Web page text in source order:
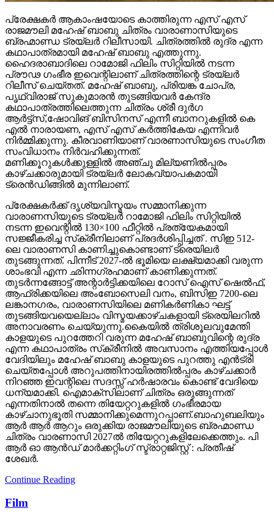
പ്രേക്ഷകർ ആകാംഷയോടെ കാത്തിരുന്ന എസ് എസ്
രാജമൗലി മഹേഷ് ബാബു ചിത്രം വാരാണാസിയുടെ
ബ്രഹ്മാണ്ഡ ട്രയ്ലർ റിലീസായി. ചിത്രത്തിൽ രുദ്ര എന്ന
കഥാപാത്രമായി മഹേഷ് ബാബു എത്തുന്നു.
ഹൈദരാബാദിലെ റാമോജി ഫിലിം സിറ്റിയിൽ നടന്ന
പ്രൗഢ ഗംഭീര ഇവെന്റിലാണ് ചിത്രത്തിന്റെ ട്രയ്ലർ
റിലീസ് ചെയ്തത്. മഹേഷ് ബാബു, പ്രിയങ്ക ചോപ്ര,
പൃഥ്വിരാജ് സുകുമാരൻ തുടങ്ങിയവർ കേന്ദ്ര
കഥാപാത്രത്തിലെത്തുന്ന ചിത്രം ശ്രീ ദുർഗ
ആർട്ട്സ്,ഷോവിങ് ബിസിനസ് എന്നീ ബാനറുകളിൽ കെ
എൽ നാരായണ, എസ് എസ് കർത്തികേയ എന്നിവർ
നിർമ്മിക്കുന്നു. കീരവാണിയാണ് വാരണാസിയുടെ സംഗീത
സംവിധാനം നിർവഹിക്കുന്നത്.
മണിക്കൂറുകൾക്കുള്ളിൽ അഞ്ചു മില്യണിൽപ്പരം
കാഴ്ചക്കാരുമായി ട്രയ്ലർ ലോകവ്യാപകമായി
ട്രെൻഡിങ്ങിൽ മുന്നിലാണ്.
പ്രേക്ഷകർക്ക് ദൃശ്യവിസ്മയം സമ്മാനിക്കുന്ന
വാരാണസിയുടെ ട്രയ്ലർ റാമോജി ഫിലിം സിറ്റിയിൽ
നടന്ന ഇവെന്റിൽ 130×100 ഫീറ്റിൽ പ്രത്യേകമായി
സജ്ജീകരിച്ച സ്‌ക്രീനിലാണ് പ്രദർശിപ്പിച്ചത് . സിഇ 512-
ലെ വാരാണസി കാണിച്ചുകൊണ്ടാണ് ട്രെയിലര്‍
തുടങ്ങുന്നത്. പിന്നീട് 2027-ല്‍ ഭൂമിയെ ലക്ഷ്യമാക്കി വരുന്ന
ശാംഭവി എന്ന ഛിന്നഗ്രഹമാണ് കാണിക്കുന്നത്.
തുടര്‍ന്നങ്ങോട്ട് അന്റാര്‍ട്ടിക്കയിലെ റോസ് ഐസ് ഷെല്‍ഫ്,
ആഫ്രിക്കയിലെ അംബോസെലി വനം, ബിസിഇ 7200-ലെ
ലങ്കാനഗരം, വാരാണസിയിലെ മണികര്‍ണികാ ഘട്ട്
തുടങ്ങിയവയെല്ലാം വിസ്മയക്കാഴ്ചകളായി ട്രെയിലറില്‍
അനാവരണം ചെയ്യുന്നു.കൈയില്‍ ത്രിശൂലവുമേന്തി
കാളയുടെ പുറത്തേറി വരുന്ന മഹേഷ് ബാബുവിന്റെ രുദ്ര
എന്ന കഥാപാത്രം സ്‌ക്രീനിൽ അവസാനം എത്തിയപ്പോൾ
വേദിയിലും മഹേഷ് ബാബു കാളയുടെ പുറത്തു എൻട്രി
ചെയ്തപ്പോൾ അറുപത്തിനായിരത്തിൽപ്പരം കാഴ്ചക്കാർ
നിറഞ്ഞ ഇവന്റിലെ സദസ്സ് ഹർഷാരവം കൊണ്ട് വേദിയെ
ധന്യമാക്കി. ഐമാക്‌സിലാണ് ചിത്രം ഒരുങ്ങുന്നത്
എന്നതിനാല്‍ തന്നെ തിയേറ്ററുകളില്‍ ഗംഭീരമായ
കാഴ്ചാനുഭൂതി സമ്മാനിക്കുമെന്നുറപ്പാണ്.ബാഹുബലിയും
ആർ ആർ ആറും ഒരുക്കിയ രാജമൗലിയുടെ ബ്രഹ്മാണ്ഡ
ചിത്രം വാരണാസി 2027ൽ തിയേറ്ററുകളിലേക്കെത്തും. പി
ആർ ഓ ആൻഡ് മാർക്കറ്റിംഗ് സ്ട്രാറ്റജിസ്റ്റ് : പ്രതീഷ്
ശേഖർ.
Continue Reading
Film